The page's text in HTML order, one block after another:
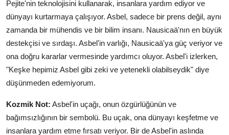
Pejite'nin teknolojisini kullanarak, insanlara yardım ediyor ve
dünyayı kurtarmaya çalışıyor. Asbel, sadece bir prens değil, aynı
zamanda bir mühendis ve bir bilim insanı. Nausicaä'nın en büyük
destekçisi ve sırdaşı. Asbel'in varlığı, Nausicaä'ya güç veriyor ve
ona doğru kararlar vermesinde yardımcı oluyor. Asbel'i izlerken,
"Keşke hepimiz Asbel gibi zeki ve yetenekli olabilseydik" diye
düşünmeden edemiyorum.
Kozmik Not: Asbel'in uçağı, onun özgürlüğünün ve
bağımsızlığının bir sembolü. Bu uçak, ona dünyayı keşfetme ve
insanlara yardım etme fırsatı veriyor. Bir de Asbel'in aslında